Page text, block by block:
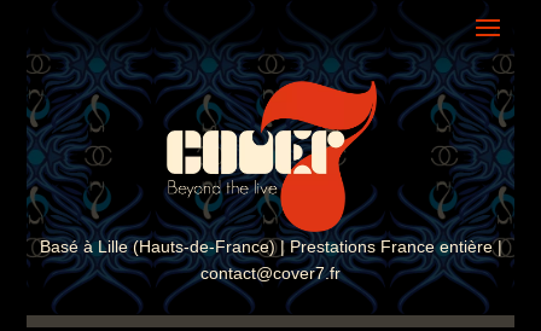
Basé à Lille (Hauts-de-France) | Prestations France entière |
contact@cover7.fr
ASSISTANT COVER7
En ligne · Réponse instantanée